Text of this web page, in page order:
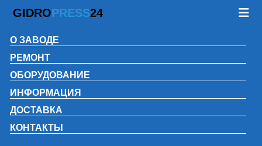
GIDROPRESS24
О ЗАВОДЕ
РЕМОНТ
ОБОРУДОВАНИЕ
ИНФОРМАЦИЯ
ДОСТАВКА
КОНТАКТЫ